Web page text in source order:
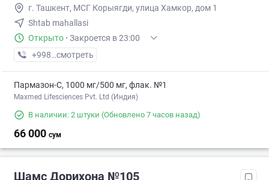
г. Ташкент, МСГ Корыягди, улица Хамкор, дом 1
Shtab mahallasi
Открыто · Закроется в 23:00
+998 (79) XXX-XX-XX
смотреть
Пармазон-С, 1000 мг/500 мг, флак. №1
Maxmed Lifesciences Pvt. Ltd (Индия)
В наличии: 2 штуки (Обновлено 7 часов назад)
66 000 сум
Шамс Дорихона №105